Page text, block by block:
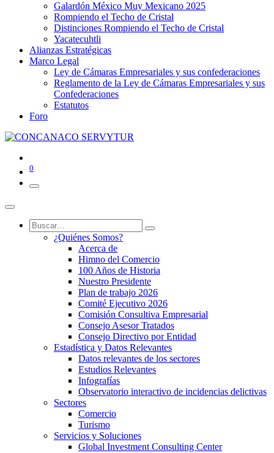
Galardón México Muy Mexicano 2025
Rompiendo el Techo de Cristal
Distinciones Rompiendo el Techo de Cristal
Yacatecuhtli
Alianzas Estratégicas
Marco Legal
Ley de Cámaras Empresariales y sus confederaciones
Reglamento de la Ley de Cámaras Empresariales y sus
Confederaciones
Estatutos
Foro
0
¿Quiénes Somos?
Acerca de
Himno del Comercio
100 Años de Historia
Nuestro Presidente
Plan de trabajo 2026
Comité Ejecutivo 2026
Comisión Consultiva Empresarial
Consejo Asesor Tratados
Consejo Directivo por Entidad
Estadística y Datos Relevantes
Datos relevantes de los sectores
Estudios Relevantes
Infografías
Observatorio interactivo de incidencias delictivas
Sectores
Comercio
Turismo
Servicios y Soluciones
Global Investment Consulting Center